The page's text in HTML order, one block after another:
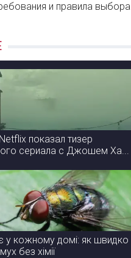
и правила выбора
показал тизер
сериала с Джошем Ха...
у кожному домі: як швидко
без хімії